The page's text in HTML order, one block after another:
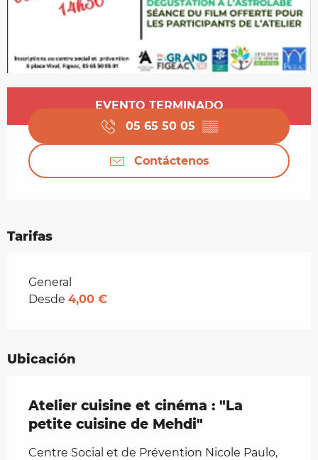
Horarios y datos de contacto
EVENTO TERMINADO
05 65 50 05 ▒▒
Contáctenos
Tarifas
Tarifas 2026
General
Desde 4,00 €
Ubicación
Atelier cuisine et cinéma : "La
petite cuisine de Mehdi"
Centre Social et de Prévention Nicole Paulo,